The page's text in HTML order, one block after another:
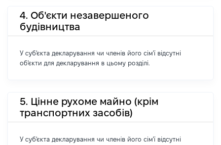
4. Об'єкти незавершеного
будівництва
У суб'єкта декларування чи членів його сім'ї відсутні
об'єкти для декларування в цьому розділі.
5. Цінне рухоме майно (крім
транспортних засобів)
У суб'єкта декларування чи членів його сім'ї відсутні